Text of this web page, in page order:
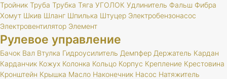
Тройник Труба Трубка Тяга УГОЛОК Удлинитель Фальш Фибра
Хомут Шкив Шланг Шпилька Штуцер Электробензонасос
Электровентилятор Элемент
Рулевое управление
Бачок Вал Втулка Гидроусилитель Демпфер Держатель Кардан
Карданчик Кожух Колонка Кольцо Корпус Крепление Крестовина
Кронштейн Крышка Масло Наконечник Насос Натяжитель